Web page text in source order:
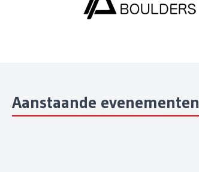
Aanstaande evenementen